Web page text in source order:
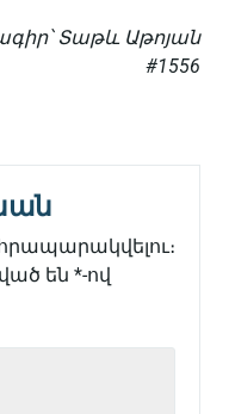
Տաթև Աթոյան
#1556
են *-ով